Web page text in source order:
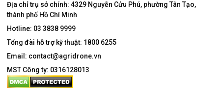
Địa chỉ trụ sở chính: 4329 Nguyễn Cửu Phú, phường Tân Tạo,
thành phố Hồ Chí Minh
Hotline: 03 3838 9999
Tổng đài hỗ trợ kỹ thuật: 1800 6255
Email: contact@agridrone.vn
MST Công ty: 0316128013